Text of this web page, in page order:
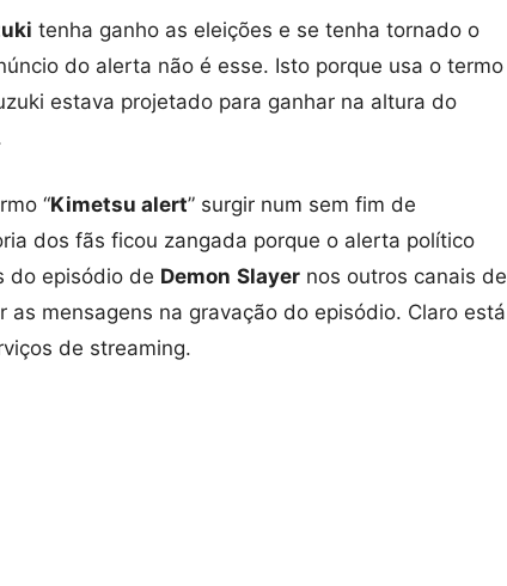
tenha ganho as eleições e se tenha tornado o
do alerta não é esse. Isto porque usa o termo
estava projetado para ganhar na altura do
“Kimetsu alert” surgir num sem fim de
dos fãs ficou zangada porque o alerta político
do episódio de Demon Slayer nos outros canais de
mensagens na gravação do episódio. Claro está
de streaming.